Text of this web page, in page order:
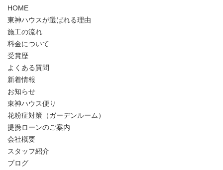
HOME
東神ハウスが選ばれる理由
施工の流れ
料金について
受賞歴
よくある質問
新着情報
お知らせ
東神ハウス便り
花粉症対策（ガーデンルーム）
提携ローンのご案内
会社概要
スタッフ紹介
ブログ